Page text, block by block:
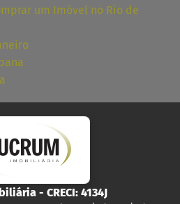
um Imóvel no Rio de
- CRECI: 4134J